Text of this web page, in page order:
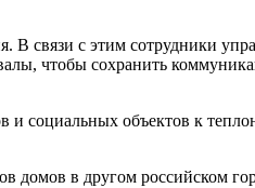
В связи с этим сотрудники
чтобы сохранить
объектов к
домов в другом российском